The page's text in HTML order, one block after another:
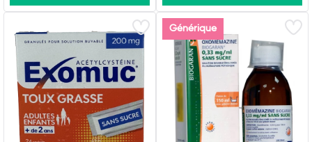
Total
Commander
Générique